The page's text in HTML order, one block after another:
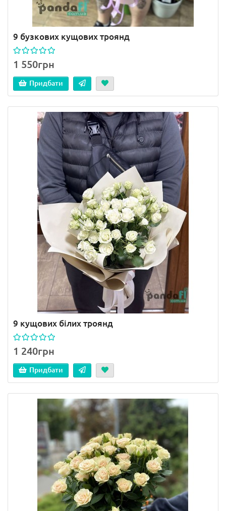
9 бузкових кущових троянд
1 550грн
Придбати
9 кущових білих троянд
1 240грн
Придбати